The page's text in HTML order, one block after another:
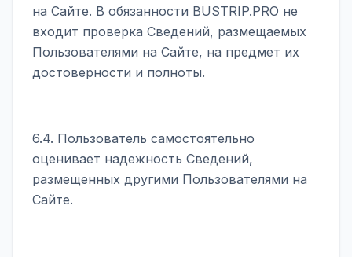
на Сайте. В обязанности BUSTRIP.PRO не
входит проверка Сведений, размещаемых
Пользователями на Сайте, на предмет их
достоверности и полноты.
6.4. Пользователь самостоятельно
оценивает надежность Сведений,
размещенных другими Пользователями на
Сайте.